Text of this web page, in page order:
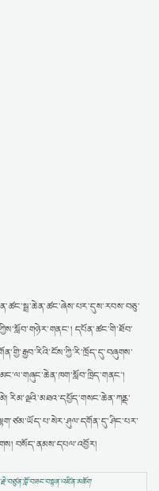
དཔོན་ཚང་གི་ཐོབ་
རིམ་ལྔའི་མཐའ་དཔྱོད་གསང་ཆེན་ཀནྡ་
བསོད་ནམས་དཔལ་འབྱོར།